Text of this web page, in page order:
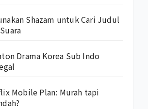
Shazam untuk Cari Judul
Drama Korea Sub Indo
Mobile Plan: Murah tapi